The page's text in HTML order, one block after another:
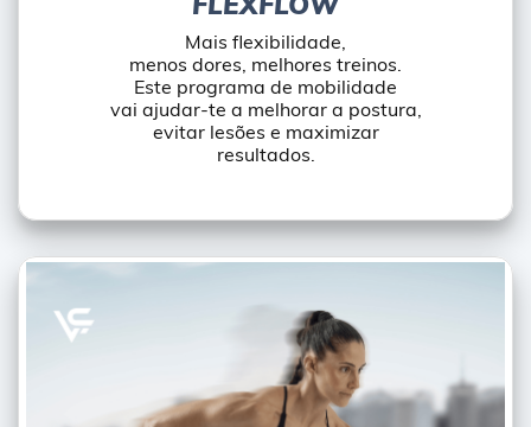
Mais flexibilidade,
menos dores, melhores treinos.
Este programa de mobilidade
vai ajudar-te a melhorar a postura,
evitar lesões e maximizar
resultados.